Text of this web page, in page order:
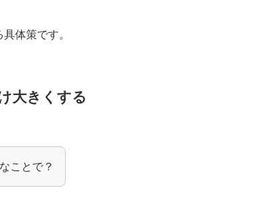
体策です。
大きくする
ことで？